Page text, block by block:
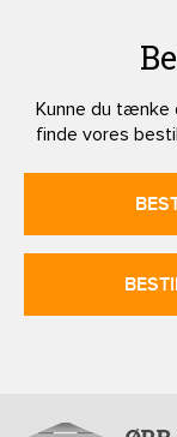
Kunne du tænke
finde vores